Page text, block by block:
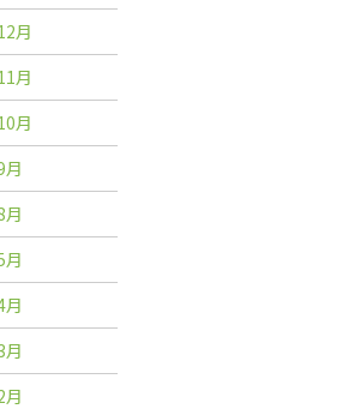
月
月
月
月
月
月
月
月
月